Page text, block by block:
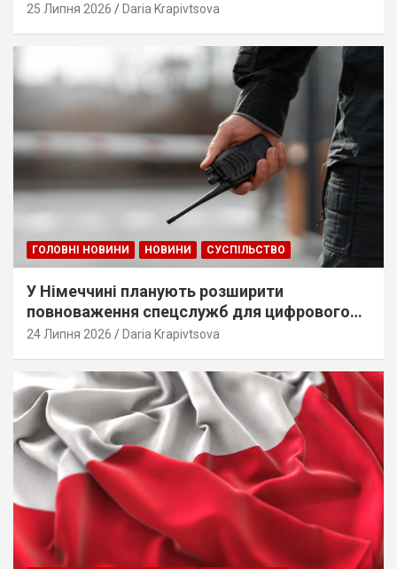
25 Липня 2026 Daria Krapivtsova
ГОЛОВНІ НОВИНИ НОВИНИ СУСПІЛЬСТВО
У Німеччині планують розширити
повноваження спецслужб для цифрового
стеження
24 Липня 2026 Daria Krapivtsova